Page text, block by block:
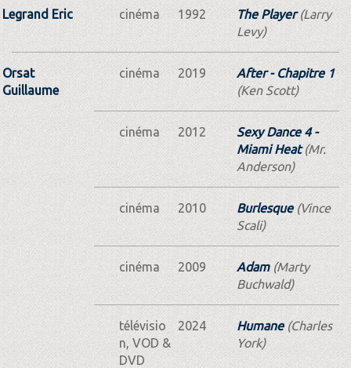
Legrand Eric cinéma 1992 The Player(Larry
Levy)
Orsat
Guillaume
cinéma 2019
After - Chapitre 1
(Ken Scott)
cinéma 2012
Sexy Dance 4 -
Miami Heat(Mr.
Anderson)
cinéma 2010 Burlesque(Vince
Scali)
cinéma 2009 Adam(Marty
Buchwald)
télévisio
n, VOD &
DVD
2024 Humane(Charles
York)